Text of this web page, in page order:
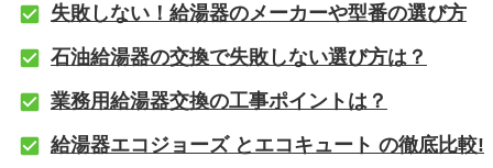
失敗しない！給湯器のメーカーや型番の選び方
石油給湯器の交換で失敗しない選び方は？
業務用給湯器交換の工事ポイントは？
給湯器エコジョーズ とエコキュート の徹底比較!